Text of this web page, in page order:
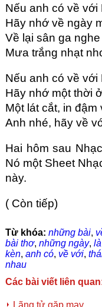
Nếu anh có về
Hãy nhớ về ngày
Về lại sân ga
Mưa trắng nhạt
Nếu anh có về với
Hãy nhớ một thời
Một lát cắt, in đậm
Anh nhé, hãy về
Hai hôm sau
Nó một Sheet
này.
( Còn tiếp)
Từ khóa: những bài,
bài thơ, những ngày,
kèn, anh có, về với,
nhau
Các bài viết liên